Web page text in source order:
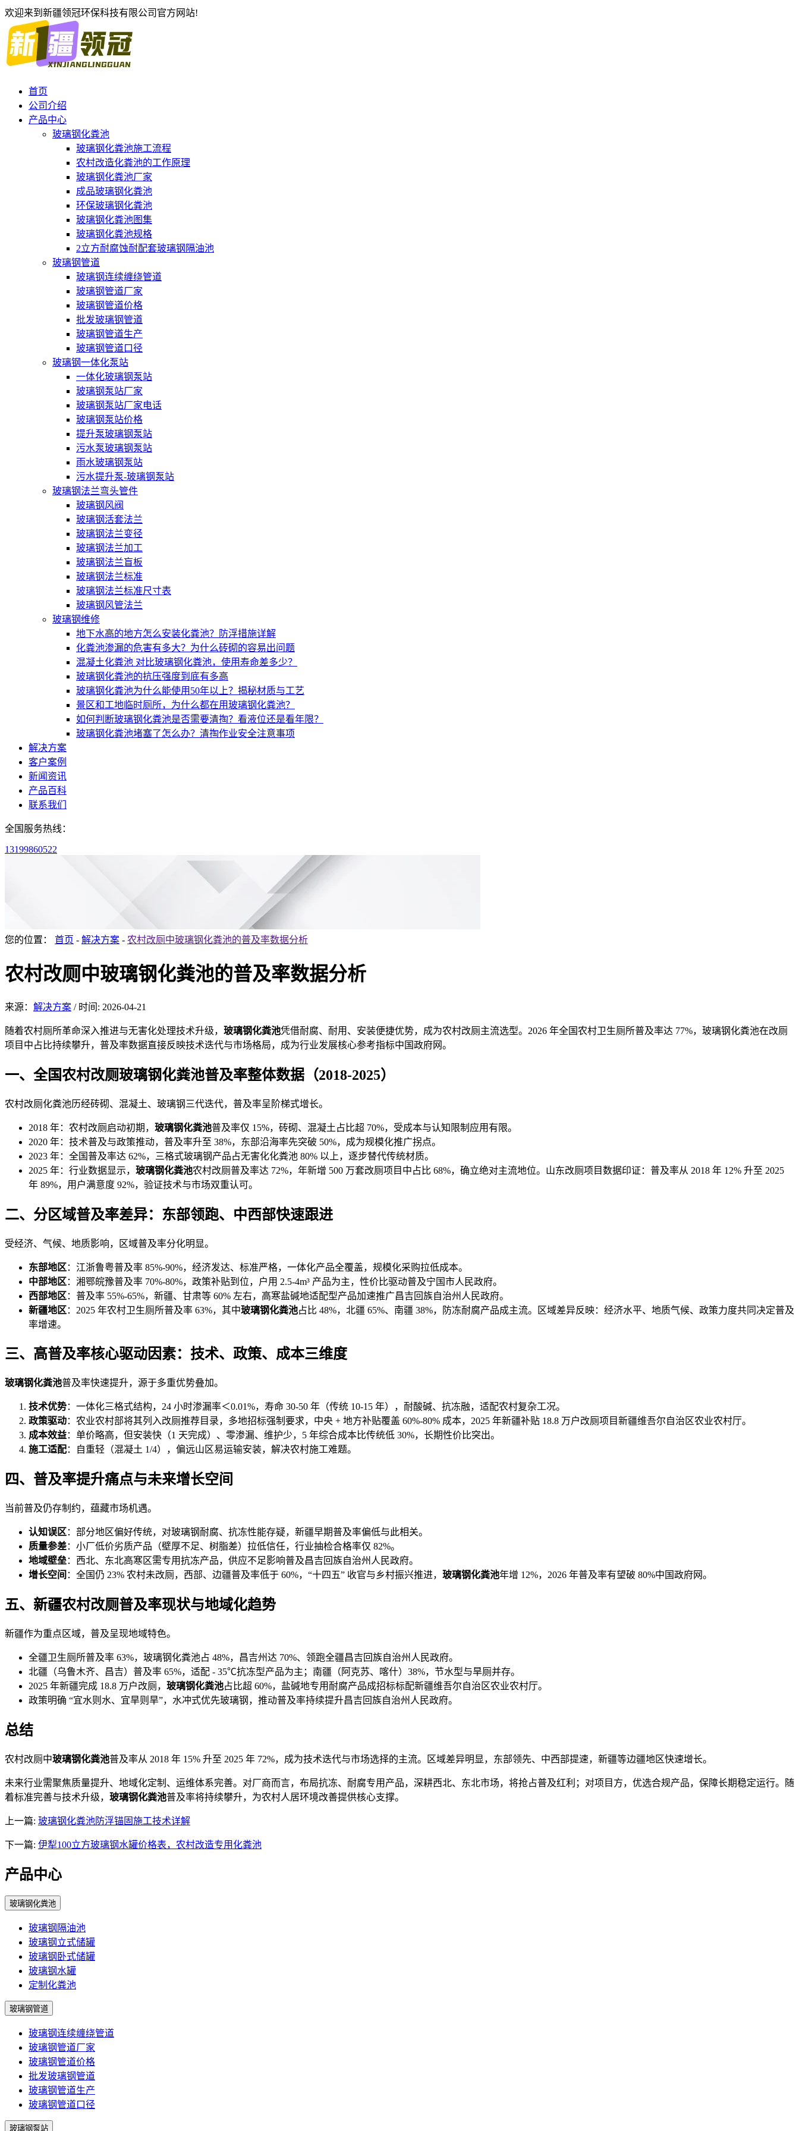
欢迎来到新疆领冠环保科技有限公司官方网站!
首页
公司介绍
产品中心
玻璃钢化粪池
玻璃钢化粪池施工流程
农村改造化粪池的工作原理
玻璃钢化粪池厂家
成品玻璃钢化粪池
环保玻璃钢化粪池
玻璃钢化粪池图集
玻璃钢化粪池规格
2立方耐腐蚀耐配套玻璃钢隔油池
玻璃钢管道
玻璃钢连续缠绕管道
玻璃钢管道厂家
玻璃钢管道价格
批发玻璃钢管道
玻璃钢管道生产
玻璃钢管道口径
玻璃钢一体化泵站
一体化玻璃钢泵站
玻璃钢泵站厂家
玻璃钢泵站厂家电话
玻璃钢泵站价格
提升泵玻璃钢泵站
污水泵玻璃钢泵站
雨水玻璃钢泵站
污水提升泵-玻璃钢泵站
玻璃钢法兰弯头管件
玻璃钢风阀
玻璃钢活套法兰
玻璃钢法兰变径
玻璃钢法兰加工
玻璃钢法兰盲板
玻璃钢法兰标准
玻璃钢法兰标准尺寸表
玻璃钢风管法兰
玻璃钢维修
地下水高的地方怎么安装化粪池？防浮措施详解
化粪池渗漏的危害有多大？为什么砖砌的容易出问题
混凝土化粪池 对比玻璃钢化粪池，使用寿命差多少？
玻璃钢化粪池的抗压强度到底有多高
玻璃钢化粪池为什么能使用50年以上？揭秘材质与工艺
景区和工地临时厕所，为什么都在用玻璃钢化粪池？
如何判断玻璃钢化粪池是否需要清掏？看液位还是看年限？
玻璃钢化粪池堵塞了怎么办？清掏作业安全注意事项
解决方案
客户案例
新闻资讯
产品百科
联系我们
全国服务热线：
13199860522
您的位置： 首页 - 解决方案 - 农村改厕中玻璃钢化粪池的普及率数据分析
农村改厕中玻璃钢化粪池的普及率数据分析
来源： 解决方案 / 时间: 2026-04-21
随着农村厕所革命深入推进与无害化处理技术升级， 玻璃钢化粪池凭借耐腐、耐用 、安装便捷优势，成为农村改厕主流选型。2026 年全国农村卫生厕所普及率达 77%，玻璃钢化粪池在改厕
项目中占比持续攀升，普及率数据直接反映技术迭代与市场格局，成为行业发展核心参考指标中国政府网。
一、全国农村改厕玻璃钢化粪池普及率整体数据（2018-2025）
农村改厕化粪池历经砖砌、混凝土、玻璃钢三代迭代，普及率呈阶梯式增长。
2018 年：农村改厕启动初期， 玻璃钢化粪池普及率仅 15%，砖砌、混凝土占比超 70%，受成本与认知限制应用有限。
2020 年：技术普及与政策推动，普及率升至 38%，东部沿海率先突破 50%，成为规模化推广拐点。
2023 年：全国普及率达 62%，三格式玻璃钢产品占无害化化粪池 80% 以上，逐步替代传统材质。
2025 年：行业数据显示， 玻璃钢化粪池农村改厕普及率达 72%，年新增 500 万套改厕项目中占比 68%，确立绝对主流地位。山东改厕项目数据印证：普及率从 2018 年 12% 升至 2025
年 89%，用户满意度 92%，验证技术与市场双重认可。
二、分区域普及率差异：东部领跑、中西部快速跟进
受经济、气候、地质影响，区域普及率分化明显。
东部地区 ：江浙鲁粤普及率 85%-90%，经济发达、标准严格，一体化产品全覆盖，规模化采购拉低成本。
中部地区 ：湘鄂皖豫普及率 70%-80%，政策补贴到位，户用 2.5-4m³ 产品为主，性价比驱动普及宁国市人民政府。
西部地区 ：普及率 55%-65%，新疆、甘肃等 60% 左右，高寒盐碱地适配型产品加速推广昌吉回族自治州人民政府。
新疆地区 ：2025 年农村卫生厕所普及率 63%，其中玻璃钢化粪池占比 48%，北疆 65%、南疆 38%，防冻耐腐产品成主流。区域差异反映：经济水平、地质气候、政策力度共同决定普及
率增速。
三、高普及率核心驱动因素：技术、政策、成本三维度
玻璃钢化粪池普及率快速提升，源于多重优势叠加。
技术优势：一体化三格式结构，24 小时渗漏率＜0.01%，寿命 30-50 年（传统 10-15 年），耐酸碱、抗冻融，适配农村复杂工况。
政策驱动：农业农村部将其列入改厕推荐目录，多地招标强制要求，中央 + 地方补贴覆盖 60%-80% 成本，2025 年新疆补贴 18.8 万户改厕项目新疆维吾尔自治区农业农村厅。
成本效益：单价略高，但安装快（1 天完成）、零渗漏、维护少，5 年综合成本比传统低 30%，长期性价比突出。
施工适配：自重轻（混凝土 1/4），偏远山区易运输安装，解决农村施工难题。
四、普及率提升痛点与未来增长空间
当前普及仍存制约，蕴藏市场机遇。
认知误区 ：部分地区偏好传统，对玻璃钢耐腐、抗冻性能存疑，新疆早期普及率偏低与此相关。
质量参差：小厂低价劣质产品（壁厚不足、树脂差）拉低信任，行业抽检合格率仅 82%。
地域壁垒：西北、东北高寒区需专用抗冻产品，供应不足影响普及昌吉回族自治州人民政府。
增长空间 ：全国仍 23% 农村未改厕，西部、边疆普及率低于 60%，“十四五” 收官与乡村振兴推进， 玻璃钢化粪池年增 12%，2026 年普及率有望破 80%中国政府网。
五、新疆农村改厕普及率现状与地域化趋势
新疆作为重点区域，普及呈现地域特色。
全疆卫生厕所普及率 63%，玻璃钢化粪池占 48%，昌吉州达 70%、领跑全疆昌吉回族自治州人民政府。
北疆（乌鲁木齐、昌吉）普及率 65%，适配 - 35℃抗冻型产品为主；南疆（阿克苏、喀什）38%，节水型与旱厕并存。
2025 年新疆完成 18.8 万户改厕， 玻璃钢化粪池占比超 60%，盐碱地专用耐腐产品成招标标配新疆维吾尔自治区农业农村厅。
政策明确 “宜水则水、宜旱则旱”，水冲式优先玻璃钢，推动普及率持续提升昌吉回族自治州人民政府。
总结
农村改厕中玻璃钢化粪池普及率从 2018 年 15% 升至 2025 年 72%，成为技术迭代与市场选择的主流。区域差异明显，东部领先、中西部提速，新疆等边疆地区快速增长。
未来行业需聚焦质量提升、地域化定制、运维体系完善。对厂商而言，布局抗冻、耐腐专用产品，深耕西北、东北市场，将抢占普及红利；对项目方，优选合规产品，保障长期稳定运行。随
着标准完善与技术升级， 玻璃钢化粪池普及率将持续攀升，为农村人居环境改善提供核心支撑。
上一篇: 玻璃钢化粪池防浮锚固施工技术详解
下一篇: 伊犁100立方玻璃钢水罐价格表，农村改造专用化粪池
产品中心
玻璃钢化粪池
玻璃钢隔油池
玻璃钢立式储罐
玻璃钢卧式储罐
玻璃钢水罐
定制化粪池
玻璃钢管道
玻璃钢连续缠绕管道
玻璃钢管道厂家
玻璃钢管道价格
批发玻璃钢管道
玻璃钢管道生产
玻璃钢管道口径
玻璃钢泵站